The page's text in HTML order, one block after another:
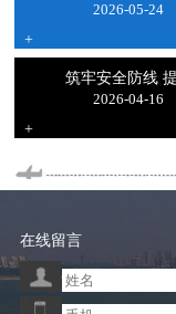
2026-05-24
+
筑牢安全防线
2026-04-16
+
在线留言